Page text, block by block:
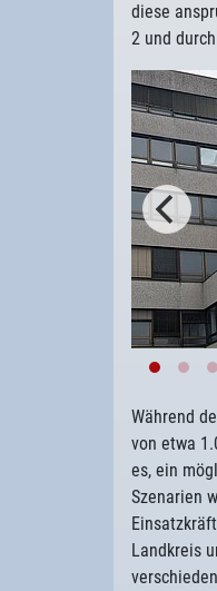
diese
2 und
Während
von etwa
es, ein
Szenarien
Landkreis